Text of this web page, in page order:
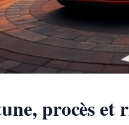
procès et